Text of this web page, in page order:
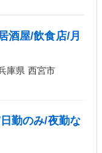
酒屋/飲食店/月
庫県 西宮市
勤のみ/夜勤な